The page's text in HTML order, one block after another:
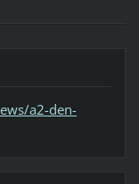
a2-den-